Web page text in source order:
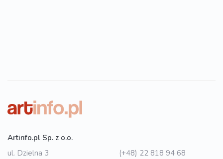
Artinfo.pl Sp. z o.o.
ul. Dzielna 3
(+48) 22 818 94 68